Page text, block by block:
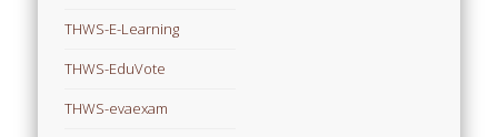
THWS-E-Learning
THWS-EduVote
THWS-evaexam